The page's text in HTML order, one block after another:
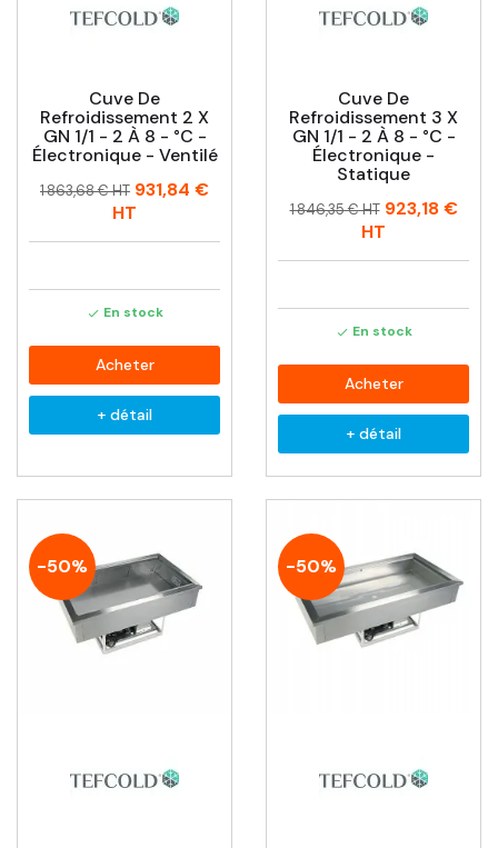
Cuve De
Refroidissement 2 X
GN 1/1 - 2 À 8 - °C -
Électronique - Ventilé
Prix
Prix
1 863,68 € HT 931,84 €
HT
 En stock
Acheter
+ détail
Cuve De
Refroidissement 3 X
GN 1/1 - 2 À 8 - °C -
Électronique -
Statique
Prix
Prix
1 846,35 € HT 923,18 €
HT
 En stock
Acheter
+ détail
-50% -50%